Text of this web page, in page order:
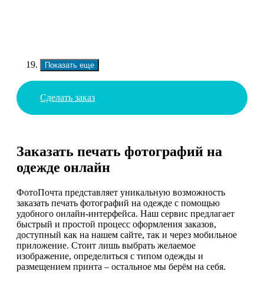
Показать еще
Сделать заказ
Заказать печать фотографий на
одежде онлайн
ФотоПочта представляет уникальную возможность
заказать печать фотографий на одежде с помощью
удобного онлайн-интерфейса. Наш сервис предлагает
быстрый и простой процесс оформления заказов,
доступный как на нашем сайте, так и через мобильное
приложение. Стоит лишь выбрать желаемое
изображение, определиться с типом одежды и
размещением принта – остальное мы берём на себя.